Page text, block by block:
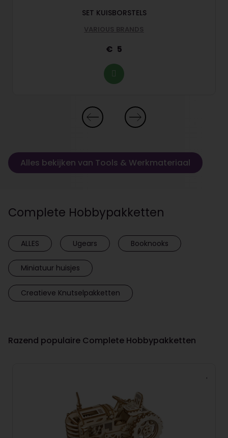
SET KUISBORSTELS
VARIOUS BRANDS
5
Alles bekijken van Tools & Werkmateriaal
Complete Hobbypakketten
ALLES Ugears Booknooks
Miniatuur huisjes
Creatieve Knutselpakketten
Razend populaire Complete Hobbypakketten